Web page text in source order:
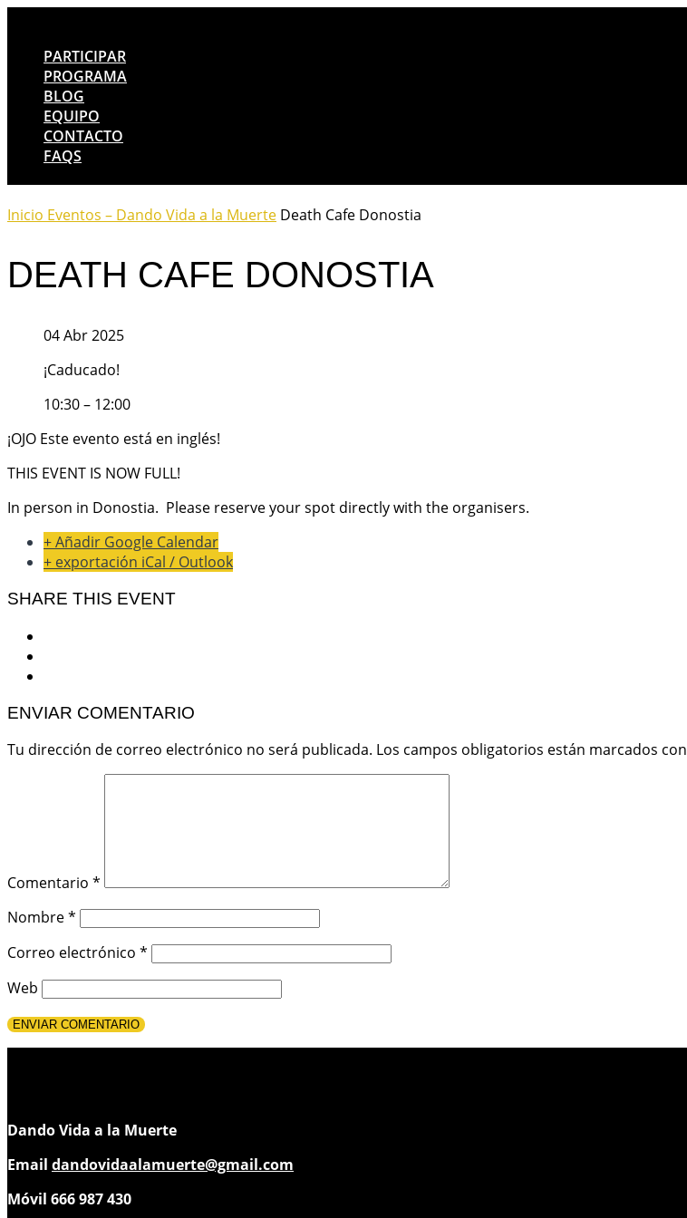
PARTICIPAR
PROGRAMA
BLOG
EQUIPO
CONTACTO
FAQS
Inicio Eventos – Dando Vida a la Muerte Death Cafe Donostia
DEATH CAFE DONOSTIA
04 Abr 2025
¡Caducado!
10:30 – 12:00
¡OJO Este evento está en inglés!
THIS EVENT IS NOW FULL!
In person in Donostia. Please reserve your spot directly with the organisers.
+ Añadir Google Calendar
+ exportación iCal / Outlook
SHARE THIS EVENT
ENVIAR COMENTARIO
Tu dirección de correo electrónico no será publicada. Los campos obligatorios están marcados con
Comentario *
Nombre*
Correo electrónico *
Web
Dando Vida a la Muerte
Email dandovidaalamuerte@gmail.com
Móvil 666 987 430